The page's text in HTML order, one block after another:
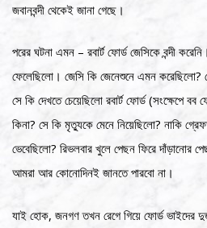
জবানবন্দী থেকেই জানা গেছে।
পরের ঘটনা এমন – রবার্ট ফোর্ড জেসিকে বন্দী
ফেলেছিলো। জেসি কি জেনেশুনে এমন করেছিলো?
সে কি দেখতে চেয়েছিলো রবার্ট ফোর্ড (সংক্ষেপে বব
কিনা? সে কি মৃত্যুকে মেনে নিয়েছিলো? নাকি
ভেবেছিলো? রিভলবার খুলে পেছন ফিরে
আমরা আর কোনোদিনই জানতে পারবো না।
যাই হোক, জনগণ তখন রেগে গিয়ে ফোর্ড ভাইদের